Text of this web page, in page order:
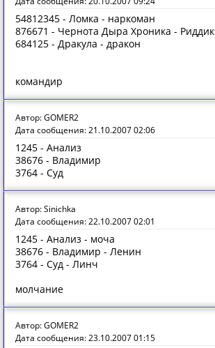
54812345 - Ломка - наркоман
876671 - Чернота Дыра Хроника - Риддик
684125 - Дракула - дракон
командир
Автор: GOMER2
Дата сообщения: 21.10.2007 02:06
1245 - Анализ
38676 - Владимир
3764 - Суд
Автор: Sinichka
Дата сообщения: 22.10.2007 02:01
1245 - Анализ - моча
38676 - Владимир - Ленин
3764 - Суд - Линч
молчание
Автор: GOMER2
Дата сообщения: 23.10.2007 01:15